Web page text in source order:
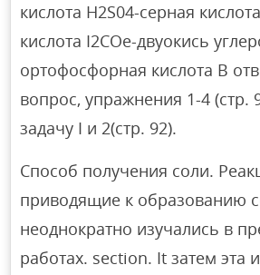
кислота H2S04-серная
кислота I2COe-двуокись
ортофосфорная кислота В
вопрос, упражнения 1-4 (стр.
задачу I и 2(стр. 92).
Способ получения соли.
приводящие к образованию
неоднократно изучались в
работах. section. It затем эта